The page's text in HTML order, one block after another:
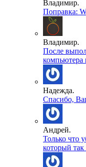
Владимир.
Поправка:
Владимир.
После
компьютера
Надежда.
Спасибо,
Андрей.
Только что
который